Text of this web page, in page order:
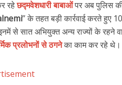
रहेछद्मवेशधारी बाबाओंपर अब पुलिस
” के तहत बड़ी कार्रवाई करते हुए
इनमें से सात अभियुक्त अन्य राज्यों के रहने
प्रलोभनों से ठगनेका काम कर रहे थे।